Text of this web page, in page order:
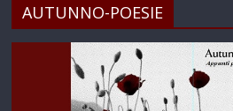
AUTUNNO-POESIE